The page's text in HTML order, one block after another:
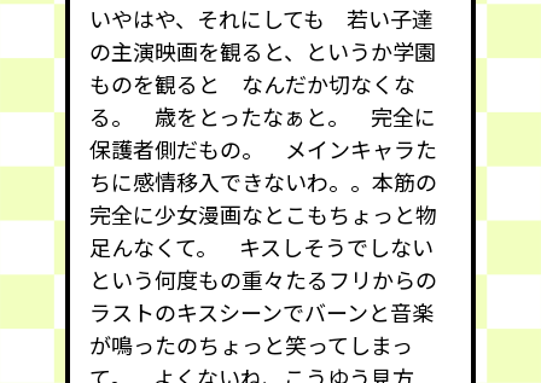
いやはや、それにしても 若い子達
の主演映画を観ると、というか学園
ものを観ると なんだか切なくな
る。 歳をとったなぁと。 完全に
保護者側だもの。 メインキャラた
ちに感情移入できないわ。。本筋の
完全に少女漫画なとこもちょっと物
足んなくて。 キスしそうでしない
という何度もの重々たるフリからの
ラストのキスシーンでバーンと音楽
が鳴ったのちょっと笑ってしまっ